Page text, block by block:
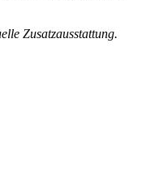
Zusatzausstattung.